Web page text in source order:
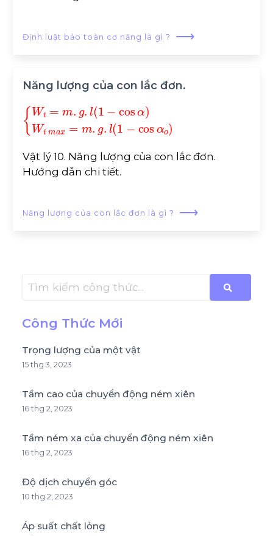
Định luật bảo toàn cơ năng là gì ? ⟶
Năng lượng của con lắc đơn.
Wt= m .g.l (1-
cosα )Wt m ax=m.g.l(1-
cosα o)
Vật lý 10. Năng lượng của con lắc đơn.
Hướng dẫn chi tiết.
Năng lượng của con lắc đơn là gì ? ⟶
Công Thức Mới
Trọng lượng của một vật
15 thg 3, 2023
Tầm cao của chuyển động ném xiên
16 thg 2, 2023
Tầm ném xa của chuyển động ném xiên
16 thg 2, 2023
Độ dịch chuyển góc
10 thg 2, 2023
Áp suất chất lỏng